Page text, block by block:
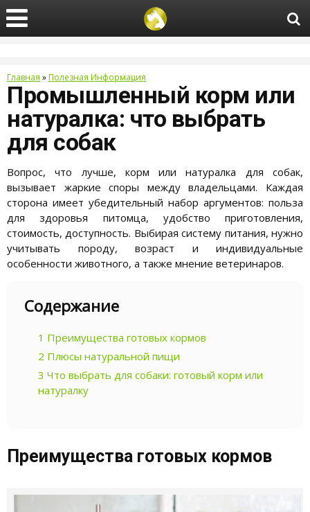
Главная »Полезная Информация
Промышленный корм или
натуралка: что выбрать
для собак
Вопрос, что лучше, корм или натуралка для собак,
вызывает жаркие споры между владельцами. Каждая
сторона имеет убедительный набор аргументов: польза
для здоровья питомца, удобство приготовления,
стоимость, доступность. Выбирая систему питания, нужно
учитывать породу, возраст и индивидуальные
особенности животного, а также мнение ветеринаров.
Содержание
1 Преимущества готовых кормов
2 Плюсы натуральной пищи
3 Что выбрать для собаки: готовый корм или
натуралку
Преимущества готовых кормов